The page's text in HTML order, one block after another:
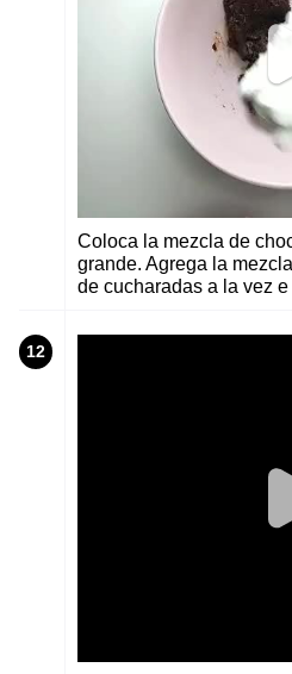
Coloca la mezcla de
grande. Agrega la
de cucharadas a la vez
12